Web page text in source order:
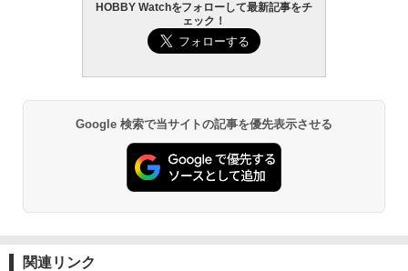
￥1,240
イプ ワイヤースイッチ BK 2.5mm プラ
グ対応
4
東京マルイ ガスブローバックマシンガン
タカラトミー(TAKARA TOMY) T-SPAR
K トランスフォーマー ニューレジェンズ
NL-06 オートボット コスモス 可動フィ
￥4,440
TAMASHII NATIONS オリジン・オブ・
バルキリー 超時空要塞マクロス VF-1J
バルキリー45th Anniv. 約225mm ABS&
ダイキャスト製 塗装済み可動フィギュア
Blokees スター ウォーズ マンダロリア
ン&グローグー CC05 ディン ジャリン&
プラスチックモデル
BANDAI SPIRITS(バンダイ スピリッツ)
RG 機動戦士ガンダム 逆襲のシャア νガ
ンダム 1/144スケール 色分け済みプラモ
東京マルイ (TOKYO MARUI) ガスブロー
バックマシンガン No.14 20式 5.56mm
小銃 18歳以上 ガスブローバック
￥187,000
東京マルイ(TOKYO MARUI) No.21 H&K
USP HG 18歳以上エアーHOPハンドガン
￥3,409
4
LOCTITE(ロックタイト) シールはがし
プレミアム 220ml
タミヤ クラフトツールシリーズ No.123
先細薄刃ニッパー (ゲートカット用) プラ
モデル用工具 74123
￥2,781
HOBBY Watchをフォローして最新記事をチ
ェック！
Google 検索で当サイトの記事を優先表示させる
関連リンク